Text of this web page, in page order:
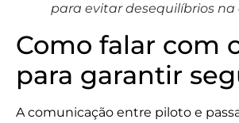
para evitar desequilíbrios na
Como falar com
para garantir
A comunicação entre piloto e